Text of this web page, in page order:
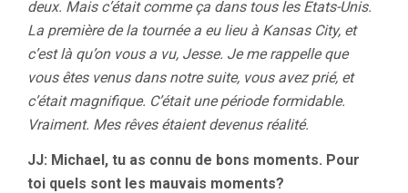
deux. Mais c’était comme ça dans tous les Etats-Unis.
La première de la tournée a eu lieu à Kansas City, et
c’est là qu’on vous a vu, Jesse. Je me rappelle que
vous êtes venus dans notre suite, vous avez prié, et
c’était magnifique. C’était une période formidable.
Vraiment. Mes rêves étaient devenus réalité.
JJ: Michael, tu as connu de bons moments. Pour
toi quels sont les mauvais moments?